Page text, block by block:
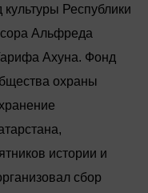
Рес­публики
Альфреда
Ахуна. Фонд
охраны
истории и
сбор